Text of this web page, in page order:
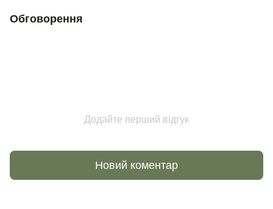
Обговорення
Додайте перший відгук
Новий коментар